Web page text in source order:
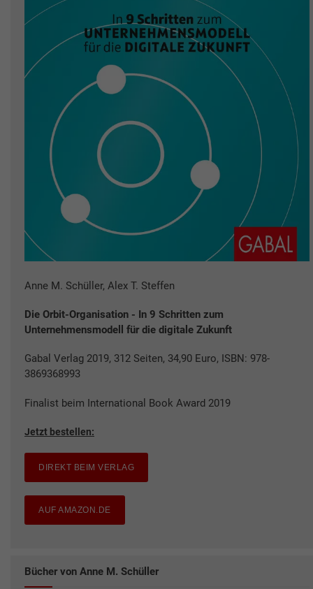
Anne M. Schüller, Alex T. Steffen
Die Orbit-Organisation - In 9 Schritten zum
Unternehmensmodell für die digitale Zukunft
Gabal Verlag 2019, 312 Seiten, 34,90 Euro, ISBN: 978-
3869368993
Finalist beim International Book Award 2019
Jetzt bestellen:
DIREKT BEIM VERLAG
AUF AMAZON.DE
Bücher von Anne M. Schüller